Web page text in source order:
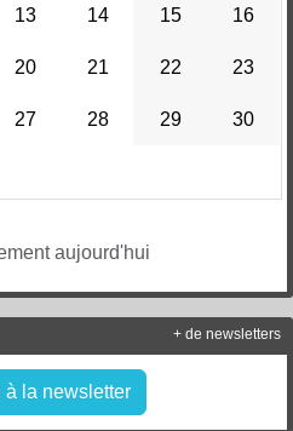
13 14 15 16
20 21 22 23
27 28 29 30
aujourd'hui
à la newsletter
+ de newsletters